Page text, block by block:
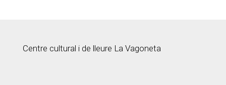
Centre cultural i de lleure La Vagoneta